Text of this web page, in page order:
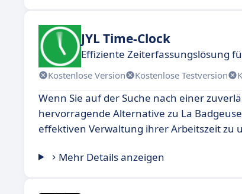
JYL Time-Clock
Effiziente Zeiterfassungslösung
Kostenlose Version Kostenlose Testversion
Wenn Sie auf der Suche nach einer
hervorragende Alternative zu La
effektiven Verwaltung ihrer Arbeitszeit
Mehr Details anzeigen